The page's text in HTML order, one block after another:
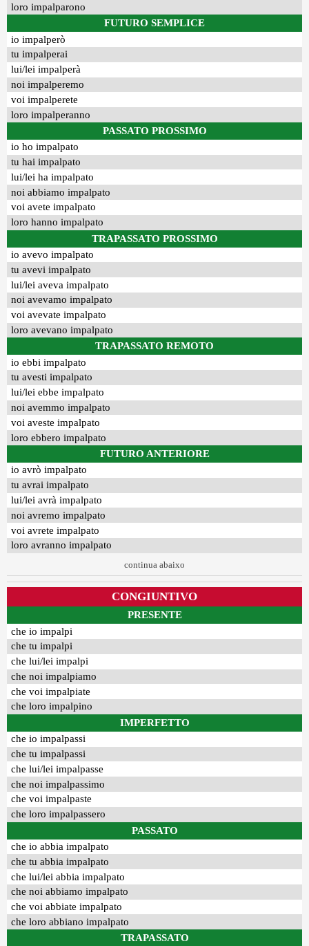
loro impalparono
FUTURO SEMPLICE
io impalperò
tu impalperai
lui/lei impalperà
noi impalperemo
voi impalperete
loro impalperanno
PASSATO PROSSIMO
io ho impalpato
tu hai impalpato
lui/lei ha impalpato
noi abbiamo impalpato
voi avete impalpato
loro hanno impalpato
TRAPASSATO PROSSIMO
io avevo impalpato
tu avevi impalpato
lui/lei aveva impalpato
noi avevamo impalpato
voi avevate impalpato
loro avevano impalpato
TRAPASSATO REMOTO
io ebbi impalpato
tu avesti impalpato
lui/lei ebbe impalpato
noi avemmo impalpato
voi aveste impalpato
loro ebbero impalpato
FUTURO ANTERIORE
io avrò impalpato
tu avrai impalpato
lui/lei avrà impalpato
noi avremo impalpato
voi avrete impalpato
loro avranno impalpato
continua abaixo
CONGIUNTIVO
PRESENTE
che io impalpi
che tu impalpi
che lui/lei impalpi
che noi impalpiamo
che voi impalpiate
che loro impalpino
IMPERFETTO
che io impalpassi
che tu impalpassi
che lui/lei impalpasse
che noi impalpassimo
che voi impalpaste
che loro impalpassero
PASSATO
che io abbia impalpato
che tu abbia impalpato
che lui/lei abbia impalpato
che noi abbiamo impalpato
che voi abbiate impalpato
che loro abbiano impalpato
TRAPASSATO